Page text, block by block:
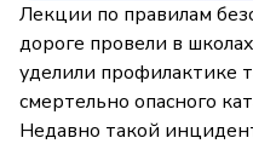
Лекции по правилам
дороге провели в
уделили профилактике
смертельно опасного
Недавно такой